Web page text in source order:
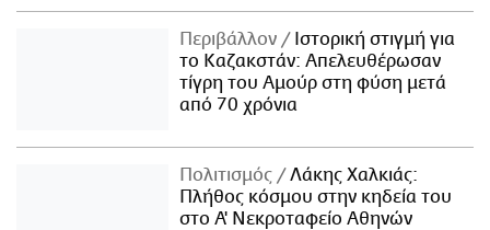
Περιβάλλον
Ιστορική στιγμή για
το Καζακστάν: Απελευθέρωσαν
τίγρη του Αμούρ στη φύση μετά
από 70 χρόνια
Πολιτισμός
Λάκης Χαλκιάς:
Πλήθος κόσμου στην κηδεία του
στο Α' Νεκροταφείο Αθηνών